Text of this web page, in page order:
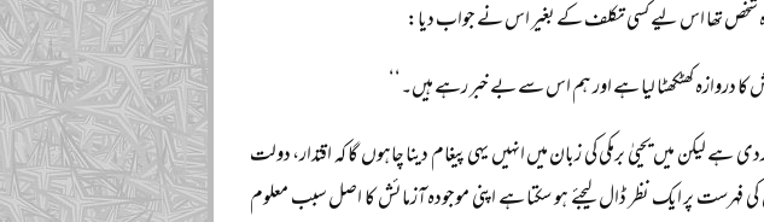
شخص تھا اس لیے کسی تکلف کے بغیر اس نے جواب دیا:
کا دروازہ کھٹکھٹا لیا ہے اور ہم اس سے بے خبر رہے ہیں۔‘‘
لیکن میں یحییٰ برمکی کی زبان میں انہیں یہی پیغام دینا چاہوں گا کہ اقتدار، دولت
پر ایک نظر ڈال لیجئے ہو سکتا ہے اپنی موجودہ آزمائش کا اصل سبب معلوم